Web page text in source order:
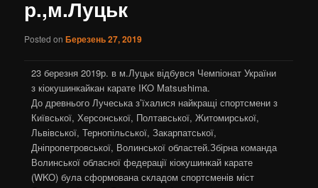
р.,м.Луцьк
Posted onБерезень 27, 2019
23 березня 2019р. в м.Луцьк відбувся Чемпіонат України
з кіокушинкайкан карате IKO Matsushima.
До древнього Лучеська з’їхалися найкращі спортсмени з
Київської, Херсонської, Полтавської, Житомирської,
Львівської, Тернопільської, Закарпатської,
Дніпропетровської, Волинської областей.Збірна команда
Волинської обласної федерації кіокушинкай карате
(WKO) була сформована складом спортсменів міст